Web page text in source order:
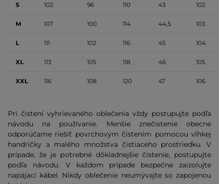
S 102 96 110 43 102
M 107 100 114 44,5 103
L 111 102 116 45 104
XL 113 105 118 46 105
XXL 116 108 120 47 106
Pri čistení vyhrievaného oblečenia vždy postupujte podľa
návodu na používanie. Menšie znečistenie obecne
odporúčame riešiť povrchovým čistením pomocou vlhkej
handričky a malého množstva čistiaceho prostriedku. V
prípade, že je potrebné dôkladnejšie čistenie, postupujte
podľa návodu. V každom prípade bezpečne zaizolujte
napájací kábel. Nikdy oblečenie neumývajte so zapojenou